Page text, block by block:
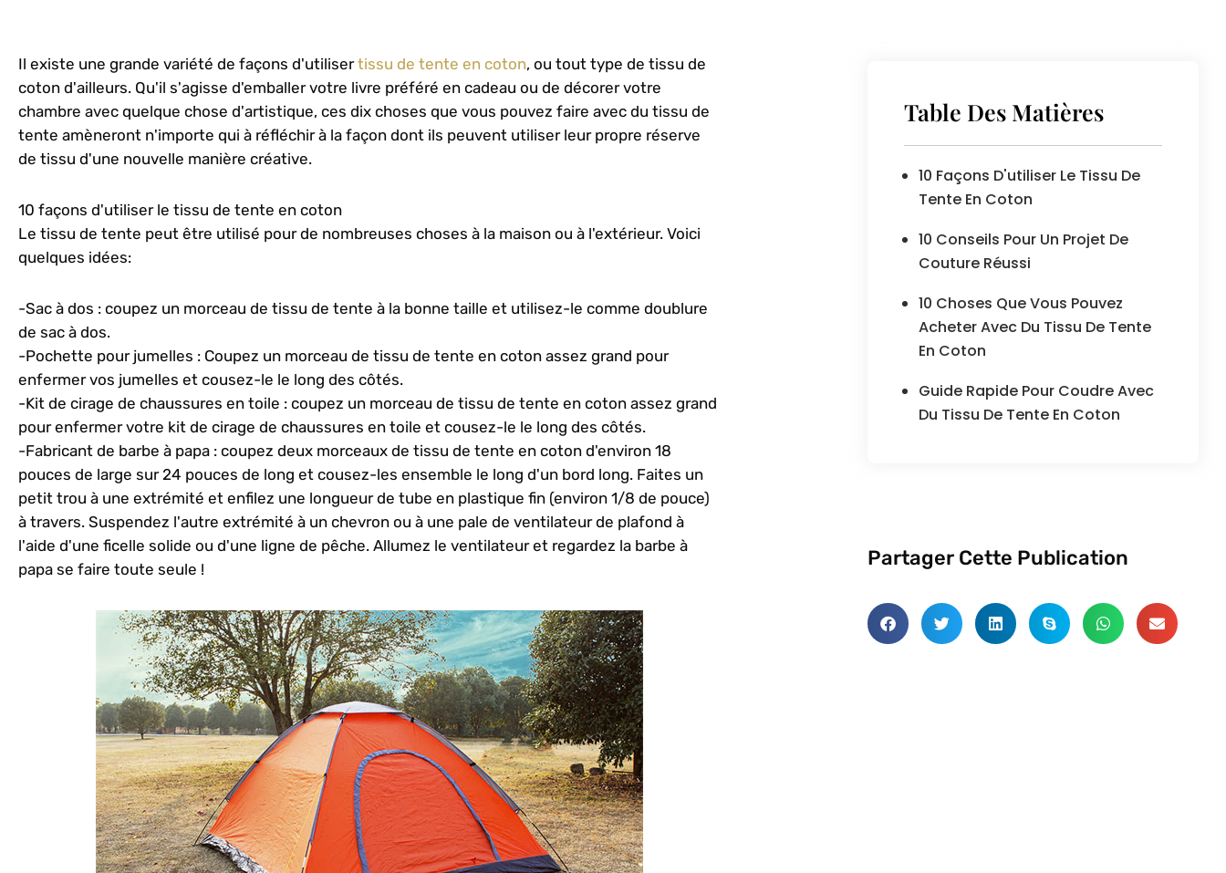
Il existe une grande variété de façons d'utilisertissu de tente en coton, ou tout type de tissu de
coton d'ailleurs. Qu'il s'agisse d'emballer votre livre préféré en cadeau ou de décorer votre
chambre avec quelque chose d'artistique, ces dix choses que vous pouvez faire avec du tissu de
tente amèneront n'importe qui à réfléchir à la façon dont ils peuvent utiliser leur propre réserve
de tissu d'une nouvelle manière créative.
10 façons d'utiliser le tissu de tente en coton
Le tissu de tente peut être utilisé pour de nombreuses choses à la maison ou à l'extérieur. Voici
quelques idées:
-Sac à dos : coupez un morceau de tissu de tente à la bonne taille et utilisez-le comme doublure
de sac à dos.
-Pochette pour jumelles : Coupez un morceau de tissu de tente en coton assez grand pour
enfermer vos jumelles et cousez-le le long des côtés.
-Kit de cirage de chaussures en toile : coupez un morceau de tissu de tente en coton assez grand
pour enfermer votre kit de cirage de chaussures en toile et cousez-le le long des côtés.
-Fabricant de barbe à papa : coupez deux morceaux de tissu de tente en coton d'environ 18
pouces de large sur 24 pouces de long et cousez-les ensemble le long d'un bord long. Faites un
petit trou à une extrémité et enfilez une longueur de tube en plastique fin (environ 1/8 de pouce)
à travers. Suspendez l'autre extrémité à un chevron ou à une pale de ventilateur de plafond à
l'aide d'une ficelle solide ou d'une ligne de pêche. Allumez le ventilateur et regardez la barbe à
papa se faire toute seule !
Table Des Matières
10 Façons D'utiliser Le Tissu De
Tente En Coton
10 Conseils Pour Un Projet De
Couture Réussi
10 Choses Que Vous Pouvez
Acheter Avec Du Tissu De Tente
En Coton
Guide Rapide Pour Coudre Avec
Du Tissu De Tente En Coton
Partager Cette Publication